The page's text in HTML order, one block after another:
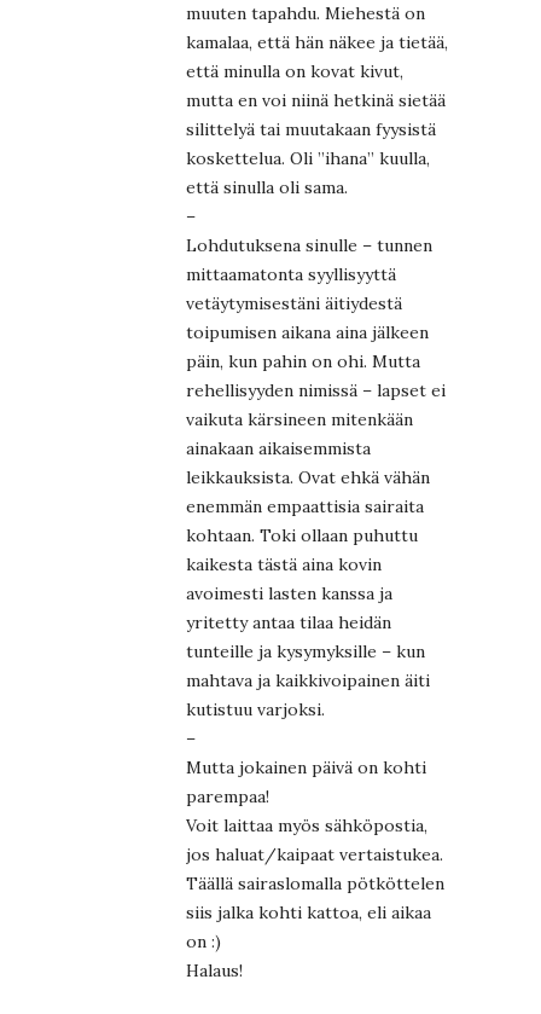
muuten tapahdu. Miehestä on
kamalaa, että hän näkee ja tietää,
että minulla on kovat kivut,
mutta en voi niinä hetkinä sietää
silittelyä tai muutakaan fyysistä
koskettelua. Oli ”ihana” kuulla,
että sinulla oli sama.
–
Lohdutuksena sinulle – tunnen
mittaamatonta syyllisyyttä
vetäytymisestäni äitiydestä
toipumisen aikana aina jälkeen
päin, kun pahin on ohi. Mutta
rehellisyyden nimissä – lapset ei
vaikuta kärsineen mitenkään
ainakaan aikaisemmista
leikkauksista. Ovat ehkä vähän
enemmän empaattisia sairaita
kohtaan. Toki ollaan puhuttu
kaikesta tästä aina kovin
avoimesti lasten kanssa ja
yritetty antaa tilaa heidän
tunteille ja kysymyksille – kun
mahtava ja kaikkivoipainen äiti
kutistuu varjoksi.
–
Mutta jokainen päivä on kohti
parempaa!
Voit laittaa myös sähköpostia,
jos haluat/kaipaat vertaistukea.
Täällä sairaslomalla pötköttelen
siis jalka kohti kattoa, eli aikaa
on :)
Halaus!